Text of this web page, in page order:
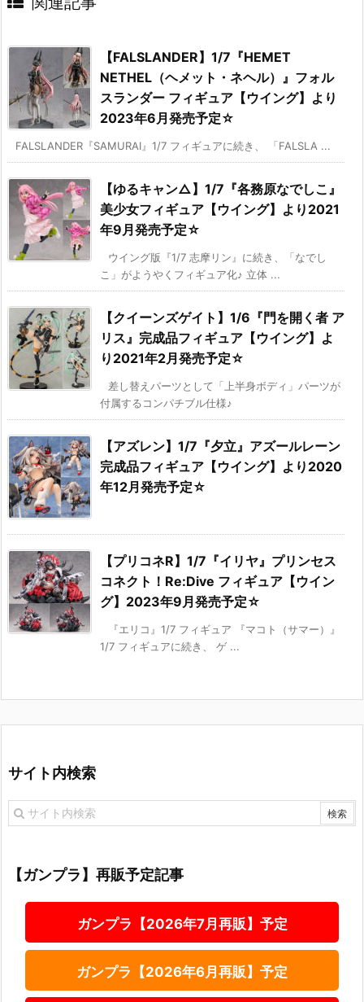
【FALSLANDER】1/7『HEMET
NETHEL（ヘメット・ネヘル）』フォル
スランダー フィギュア【ウイング】より
2023年6月発売予定☆
FALSLANDER『SAMURAI』1/7 フィギュアに続き、 「FALSLA ...
【ゆるキャン△】1/7『各務原なでしこ』
美少女フィギュア【ウイング】より2021
年9月発売予定☆
ウイング版『1/7 志摩リン』に続き、「なでし
こ」がようやくフィギュア化♪ 立体 ...
【クイーンズゲイト】1/6『門を開く者 ア
リス』完成品フィギュア【ウイング】よ
り2021年2月発売予定☆
差し替えパーツとして「上半身ボディ」パーツが
付属するコンパチブル仕様♪
【アズレン】1/7『夕立』アズールレーン
完成品フィギュア【ウイング】より2020
年12月発売予定☆
【プリコネR】1/7『イリヤ』プリンセス
コネクト！Re:Dive フィギュア【ウイン
グ】2023年9月発売予定☆
『エリコ』1/7 フィギュア 『マコト（サマー）』
1/7 フィギュアに続き、 ゲ ...
サイト内検索
【ガンプラ】再販予定記事
ガンプラ【2026年7月再販】予定
ガンプラ【2026年6月再販】予定